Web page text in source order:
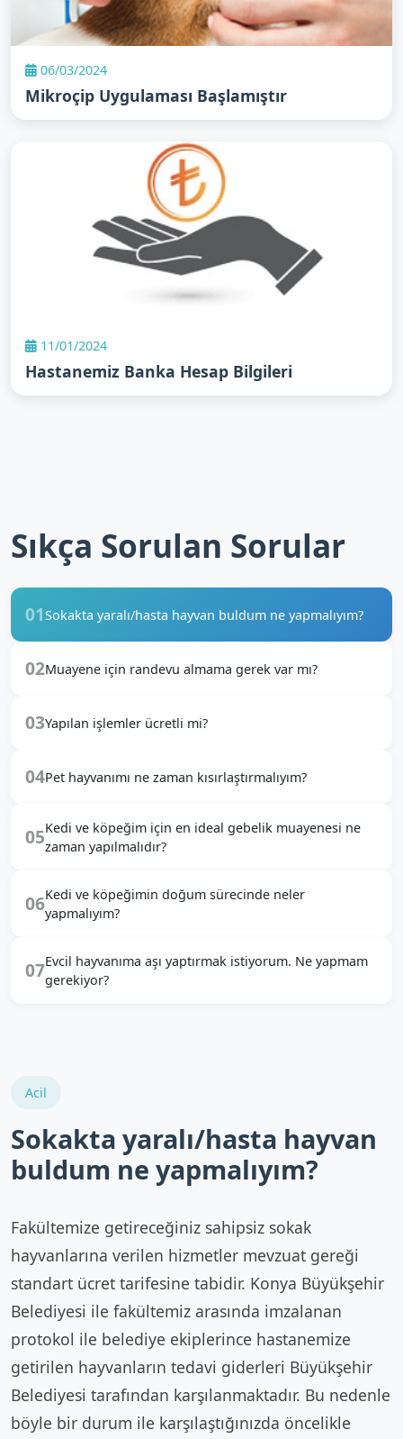
06/03/2024
Mikroçip Uygulaması Başlamıştır
11/01/2024
Hastanemiz Banka Hesap Bilgileri
Sıkça Sorulan Sorular
01Sokakta yaralı/hasta hayvan buldum ne yapmalıyım?
02Muayene için randevu almama gerek var mı?
03Yapılan işlemler ücretli mi?
04Pet hayvanımı ne zaman kısırlaştırmalıyım?
05Kedi ve köpeğim için en ideal gebelik muayenesi ne
zaman yapılmalıdır?
06Kedi ve köpeğimin doğum sürecinde neler
yapmalıyım?
07Evcil hayvanıma aşı yaptırmak istiyorum. Ne yapmam
gerekiyor?
Acil
Sokakta yaralı/hasta hayvan
buldum ne yapmalıyım?
Fakültemize getireceğiniz sahipsiz sokak
hayvanlarına verilen hizmetler mevzuat gereği
standart ücret tarifesine tabidir. Konya Büyükşehir
Belediyesi ile fakültemiz arasında imzalanan
protokol ile belediye ekiplerince hastanemize
getirilen hayvanların tedavi giderleri Büyükşehir
Belediyesi tarafından karşılanmaktadır. Bu nedenle
böyle bir durum ile karşılaştığınızda öncelikle